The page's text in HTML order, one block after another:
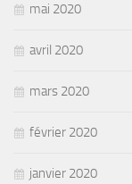
mai 2020
avril 2020
mars 2020
février 2020
janvier 2020